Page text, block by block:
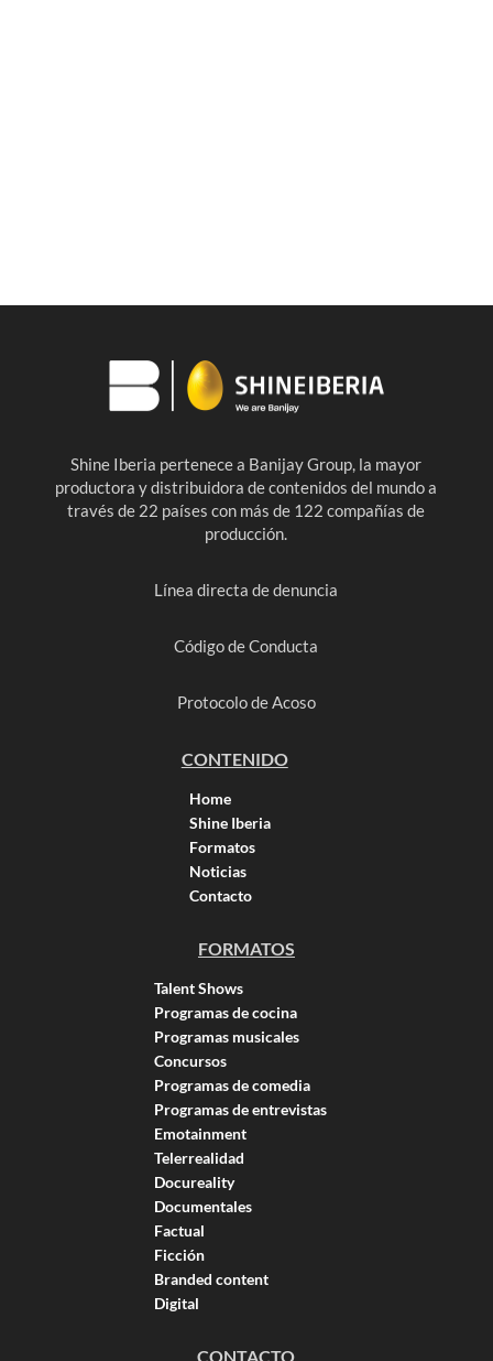
Shine Iberia pertenece a Banijay Group, la mayor
productora y distribuidora de contenidos del mundo a
través de 22 países con más de 122 compañías de
producción.
Línea directa de denuncia
Código de Conducta
Protocolo de Acoso
CONTENIDO
Home
Shine Iberia
Formatos
Noticias
Contacto
FORMATOS
Talent Shows
Programas de cocina
Programas musicales
Concursos
Programas de comedia
Programas de entrevistas
Emotainment
Telerrealidad
Docureality
Documentales
Factual
Ficción
Branded content
Digital
CONTACTO